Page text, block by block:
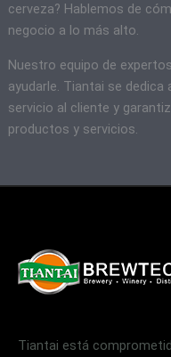
cerveza? Hablemos de
negocio a lo más alto.
Nuestro equipo de
ayudarle. Tiantai se
servicio al cliente y
productos y servicios.
Tiantai está